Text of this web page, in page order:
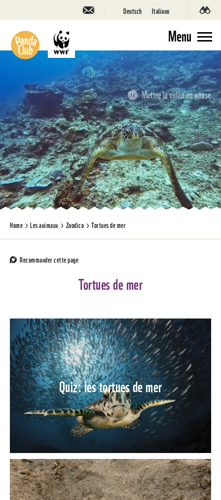
Deutsch Italiano
Menu
Mettre la vidéo en pause
Home Les animaux Zoodico Tortues de mer
Recommander cette page
Tortues de mer
Quiz: les tortues de mer